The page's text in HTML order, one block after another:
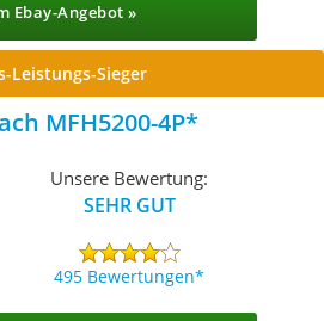
Ebay-Angebot »
Leistungs-Sieger
MFH5200-4P
Unsere Bewertung:
SEHR GUT
495 Bewertungen